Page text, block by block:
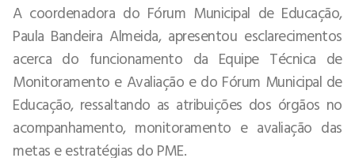
A coordenadora do Fórum Municipal de Educação,
Paula Bandeira Almeida, apresentou esclarecimentos
acerca do funcionamento da Equipe Técnica de
Monitoramento e Avaliação e do Fórum Municipal de
Educação, ressaltando as atribuições dos órgãos no
acompanhamento, monitoramento e avaliação das
metas e estratégias do PME.